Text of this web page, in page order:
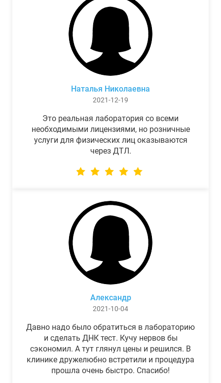
Наталья Николаевна
2021-12-19
Это реальная лаборатория со всеми
необходимыми лицензиями, но розничные
услуги для физических лиц оказываются
через ДТЛ.
Александр
2021-10-04
Давно надо было обратиться в лабораторию
и сделать ДНК тест. Кучу нервов бы
сэкономил. А тут глянул цены и решился. В
клинике дружелюбно встретили и процедура
прошла очень быстро. Спасибо!